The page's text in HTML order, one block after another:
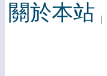
關於本站